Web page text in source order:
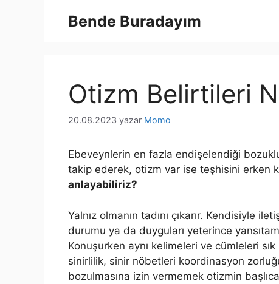
Bende Buradayım
Otizm Belirtileri
20.08.2023 yazar Momo
Ebeveynlerin en fazla endişelendiği
takip ederek, otizm var ise teşhisini erken
anlayabiliriz?
Yalnız olmanın tadını çıkarır. Kendisiyle
durumu ya da duyguları yeterince
Konuşurken aynı kelimeleri ve cümleleri
sinirlilik, sinir nöbetleri koordinasyon
bozulmasına izin vermemek otizmin